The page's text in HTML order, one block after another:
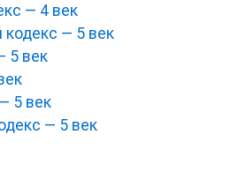
— 4 век
— 5 век
5 век
5 век
— 5 век